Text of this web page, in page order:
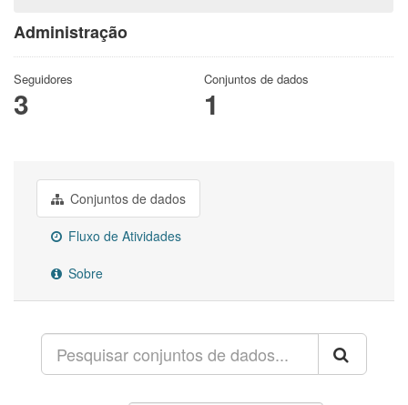
Administração
Seguidores
3
Conjuntos de dados
1
Conjuntos de dados
Fluxo de Atividades
Sobre